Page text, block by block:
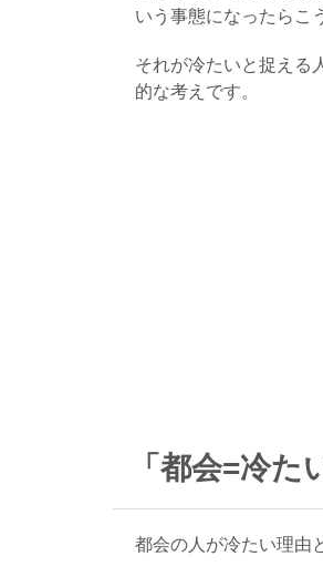
いう事態になったらこ
それが冷たいと捉える
的な考えです。
「都会=冷
都会の人が冷たい理由